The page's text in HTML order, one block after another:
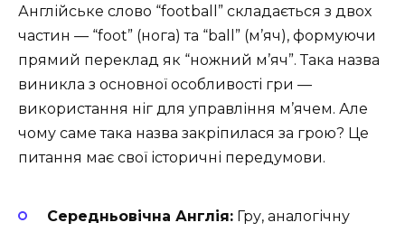
Англійське слово “football” складається з двох
частин — “foot” (нога) та “ball” (м’яч), формуючи
прямий переклад як “ножний м’яч”. Така назва
виникла з основної особливості гри —
використання ніг для управління м’ячем. Але
чому саме така назва закріпилася за грою? Це
питання має свої історичні передумови.
Середньовічна Англія: Гру, аналогічну